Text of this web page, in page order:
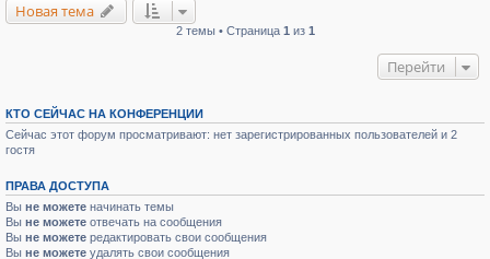
Новая тема
2 темы • Страница 1 из 1
Перейти
КТО СЕЙЧАС НА КОНФЕРЕНЦИИ
Сейчас этот форум просматривают: нет зарегистрированных пользователей и 2
гостя
ПРАВА ДОСТУПА
Вы не можете начинать темы
Вы не можете отвечать на сообщения
Вы не можете редактировать свои сообщения
Вы не можете удалять свои сообщения